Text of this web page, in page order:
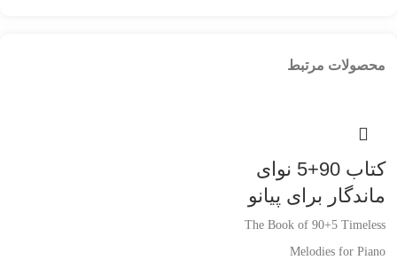
محصولات مرتبط
کتاب 90+5 نوای
ماندگار برای پیانو
The Book of 90+5 Timeless
Melodies for Piano